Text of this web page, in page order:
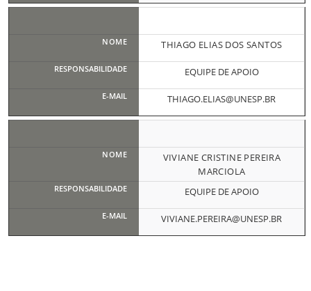
THIAGO ELIAS DOS SANTOS
EQUIPE DE APOIO
THIAGO.ELIAS@UNESP.BR
VIVIANE CRISTINE PEREIRA
MARCIOLA
EQUIPE DE APOIO
VIVIANE.PEREIRA@UNESP.BR